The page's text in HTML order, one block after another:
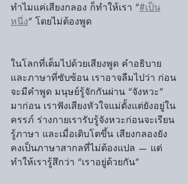
ทำไมแค่เสียงกลอง ก็ทำให้เรา “#เป็น
หนึ่ง” โดยไม่ต้องพูด
ในโลกที่เต็มไปด้วยเสียงพูด คำอธิบาย
และภาษาที่ซับซ้อน เราอาจลืมไปว่า ก่อน
จะมีคำพูด มนุษย์รู้จักกันผ่าน “จังหวะ”
มาก่อน เราฟังเสียงหัวใจแม่ตั้งแต่ยังอยู่ใน
ครรภ์ ร่างกายเรารับรู้จังหวะก่อนจะเรียน
รู้ภาษา และเมื่อเติบโตขึ้น เสียงกลองยัง
คงเป็นภาษาสากลที่ไม่ต้องแปล — แต่
ทำให้เรารู้สึกว่า “เราอยู่ด้วยกัน”